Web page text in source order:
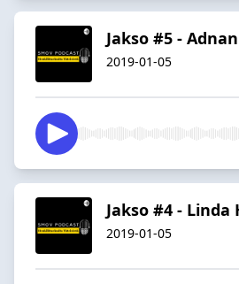
Jakso #5 -
2019-01-05
Jakso #4 - Linda
2019-01-05